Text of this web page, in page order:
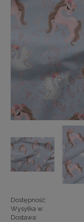
Dostępność:
Wysyłka w:
Dostawa: